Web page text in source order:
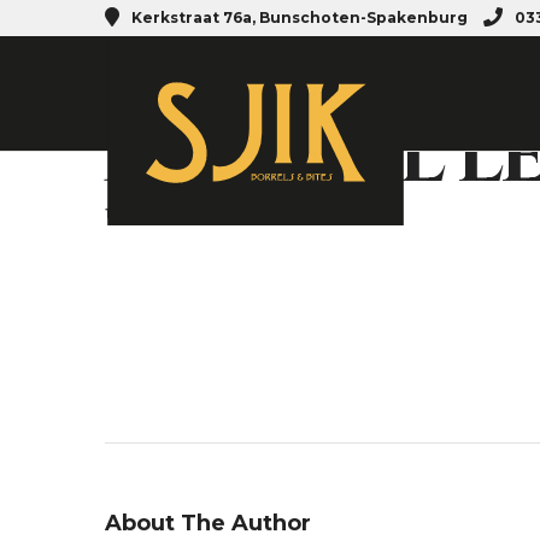
Kerkstraat 76a, Bunschoten-Spakenburg
MARIVAL
19 NOVEMBER 2019
About The Author